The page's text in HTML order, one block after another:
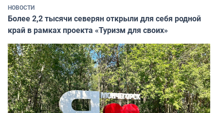
НОВОСТИ
Более 2,2 тысячи северян открыли для себя родной
край в рамках проекта «Туризм для своих»